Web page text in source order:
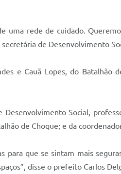
uma rede de cuidado.
de Desenvolvimento
e Cauã Lopes, do
Social,
de Choque; e da
que se sintam mais
disse o prefeito Carlos